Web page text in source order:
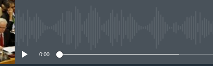
0:00